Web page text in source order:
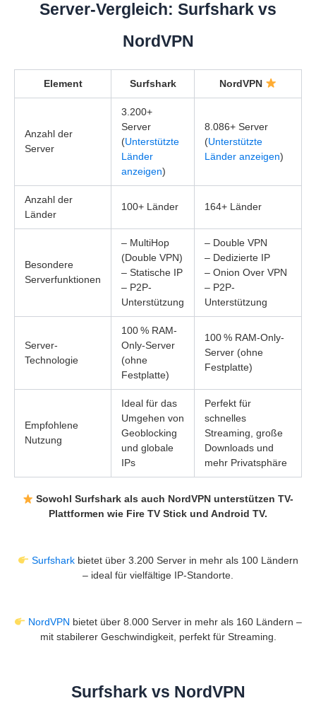
Server-Vergleich: Surfshark vs
NordVPN
Element Surfshark NordVPN
Anzahl der
Server
3.200+
Server
(Unterstützte
Länder
anzeigen)
8.086+ Server
(Unterstützte
Länder anzeigen)
Anzahl der
Länder
100+ Länder 164+ Länder
Besondere
Serverfunktionen
– MultiHop
(Double VPN)
– Statische IP
– P2P-
Unterstützung
– Double VPN
– Dedizierte IP
– Onion Over VPN
– P2P-
Unterstützung
Server-
Technologie
100 % RAM-
Only-Server
(ohne
Festplatte)
100 % RAM-Only-
Server (ohne
Festplatte)
Empfohlene
Nutzung
Ideal für das
Umgehen von
Geoblocking
und globale
IPs
Perfekt für
schnelles
Streaming, große
Downloads und
mehr Privatsphäre
Sowohl Surfshark als auch NordVPN unterstützen TV-
Plattformen wie Fire TV Stick und Android TV.
Surfsharkbietet über 3.200 Server in mehr als 100 Ländern
– ideal für vielfältige IP-Standorte.
NordVPN bietet über 8.000 Server in mehr als 160 Ländern –
mit stabilerer Geschwindigkeit, perfekt für Streaming.
Surfshark vs NordVPN